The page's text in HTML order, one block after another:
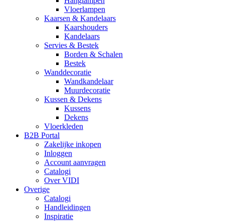
Vloerlampen
Kaarsen & Kandelaars
Kaarshouders
Kandelaars
Servies & Bestek
Borden & Schalen
Bestek
Wanddecoratie
Wandkandelaar
Muurdecoratie
Kussen & Dekens
Kussens
Dekens
Vloerkleden
B2B Portal
Zakelijke inkopen
Inloggen
Account aanvragen
Catalogi
Over VIDI
Overige
Catalogi
Handleidingen
Inspiratie